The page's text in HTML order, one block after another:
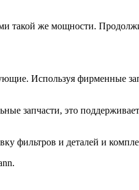
такой же мощности.
Используя фирменные
запчасти, это
фильтров и деталей и